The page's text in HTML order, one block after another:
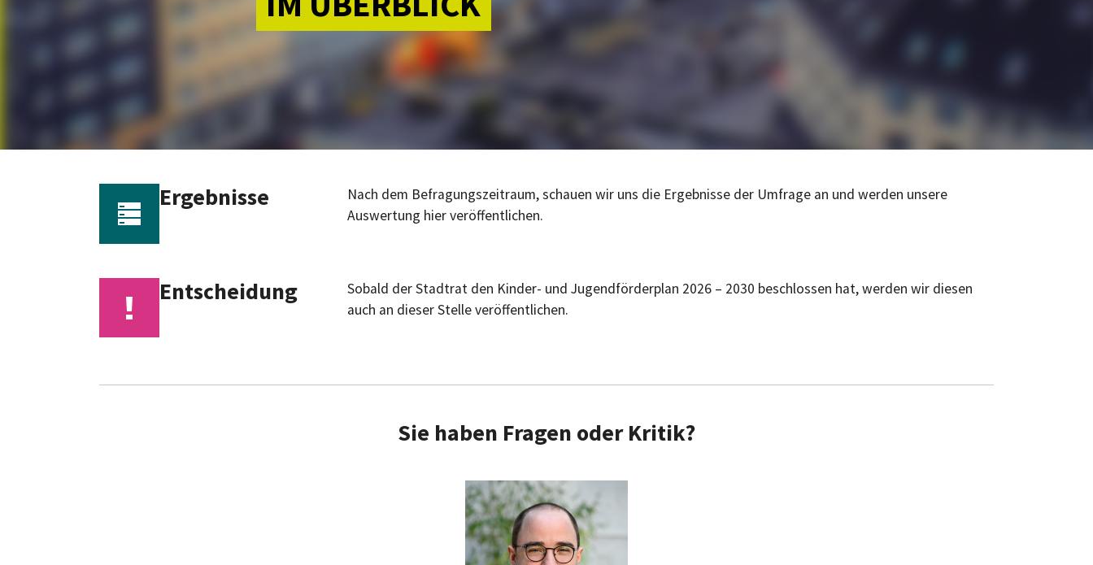
Ergebnisse
Nach dem Befragungszeitraum, schauen wir uns die Ergebnisse der Umfrage an und werden unsere
Auswertung hier veröffentlichen.
Entscheidung
Sobald der Stadtrat den Kinder- und Jugendförderplan 2026 – 2030 beschlossen hat, werden wir diesen
auch an dieser Stelle veröffentlichen.
Sie haben Fragen oder Kritik?